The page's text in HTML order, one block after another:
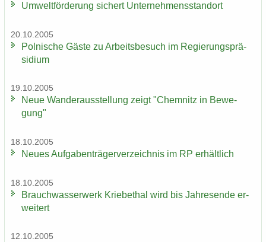
Um­welt­för­de­rung si­chert Un­ter­neh­mens­stand­ort
20.10.2005
Pol­ni­sche Gäste zu Ar­beits­be­such im Re­gie­rungs­prä­
si­di­um
19.10.2005
Neue Wan­der­aus­stel­lung zeigt "Chem­nitz in Be­we­
gung"
18.10.2005
Neues Auf­ga­ben­trä­ger­ver­zeich­nis im RP er­hält­lich
18.10.2005
Brauch­was­ser­werk Krie­be­thal wird bis Jah­res­en­de er­
wei­tert
12.10.2005